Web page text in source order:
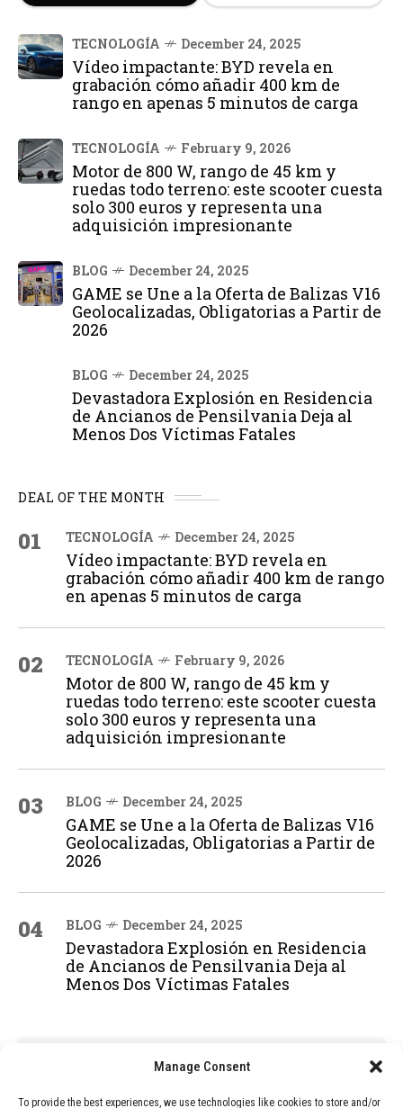
Manage Consent
To provide the best experiences, we use technologies like cookies to store and/or
TECNOLOGÍA December 24, 2025
Vídeo impactante: BYD revela en
grabación cómo añadir 400 km de
rango en apenas 5 minutos de carga
TECNOLOGÍA February 9, 2026
Motor de 800 W, rango de 45 km y
ruedas todo terreno: este scooter cuesta
solo 300 euros y representa una
adquisición impresionante
BLOG December 24, 2025
GAME se Une a la Oferta de Balizas V16
Geolocalizadas, Obligatorias a Partir de
2026
BLOG December 24, 2025
Devastadora Explosión en Residencia
de Ancianos de Pensilvania Deja al
Menos Dos Víctimas Fatales
DEAL OF THE MONTH
01 TECNOLOGÍA December 24, 2025
Vídeo impactante: BYD revela en
grabación cómo añadir 400 km de rango
en apenas 5 minutos de carga
02 TECNOLOGÍA February 9, 2026
Motor de 800 W, rango de 45 km y
ruedas todo terreno: este scooter cuesta
solo 300 euros y representa una
adquisición impresionante
03 BLOG December 24, 2025
GAME se Une a la Oferta de Balizas V16
Geolocalizadas, Obligatorias a Partir de
2026
04 BLOG December 24, 2025
Devastadora Explosión en Residencia
de Ancianos de Pensilvania Deja al
Menos Dos Víctimas Fatales